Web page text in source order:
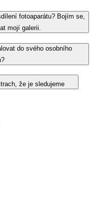
fotoaparátu? Bojím se,
mojí galerii.
do svého osobního
že je sledujeme